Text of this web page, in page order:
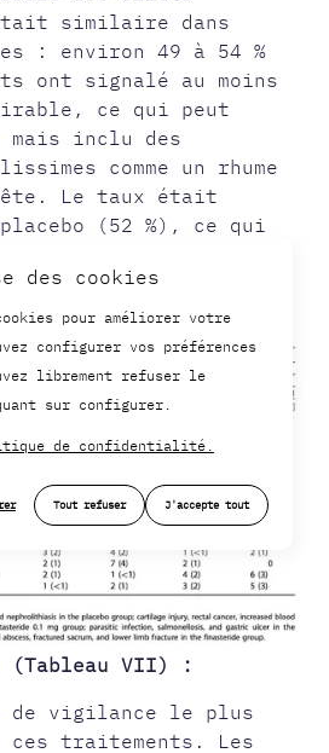
similaire dans
: environ 49 à 54 %
ont signalé au moins
ce qui peut
inclu des
comme un rhume
Le taux était
(52 %), ce qui
pas liés au
(Tableau VII) :
de vigilance le plus
ces traitements. Les
des cookies
pour améliorer votre
configurer vos préférences
librement refuser le
sur configurer.
de confidentialité.
Tout refuser J'accepte tout